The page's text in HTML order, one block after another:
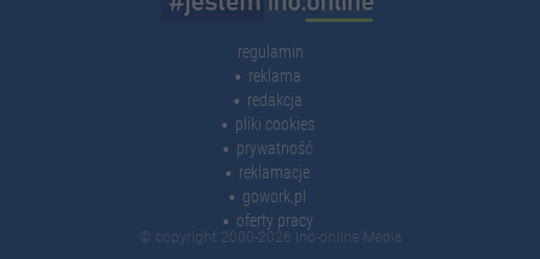
regulamin
reklama
redakcja
pliki cookies
prywatność
reklamacje
gowork.pl
oferty pracy
© copyright 2000-2026 Ino-online Media